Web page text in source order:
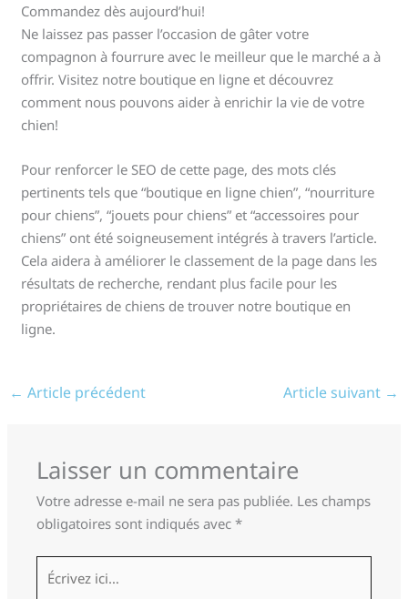
Commandez dès aujourd’hui!
Ne laissez pas passer l’occasion de gâter votre
compagnon à fourrure avec le meilleur que le marché a à
offrir. Visitez notre boutique en ligne et découvrez
comment nous pouvons aider à enrichir la vie de votre
chien!
Pour renforcer le SEO de cette page, des mots clés
pertinents tels que “boutique en ligne chien”, “nourriture
pour chiens”, “jouets pour chiens” et “accessoires pour
chiens” ont été soigneusement intégrés à travers l’article.
Cela aidera à améliorer le classement de la page dans les
résultats de recherche, rendant plus facile pour les
propriétaires de chiens de trouver notre boutique en
ligne.
← Article précédent Article suivant →
Laisser un commentaire
Votre adresse e-mail ne sera pas publiée. Les champs
obligatoires sont indiqués avec*
Écrivez
ici…